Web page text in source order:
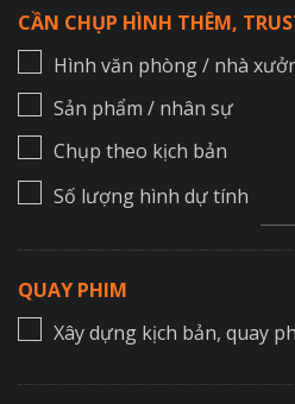
CẦN CHỤP HÌNH THÊM,
Hình văn phòng / nhà
Sản phẩm / nhân sự
Chụp theo kịch bản
Số lượng hình dự tính
QUAY PHIM
Xây dựng kịch bản, quay